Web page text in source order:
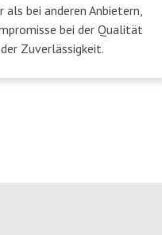
als bei anderen Anbietern,
bei der Qualität
Zuverlässigkeit.